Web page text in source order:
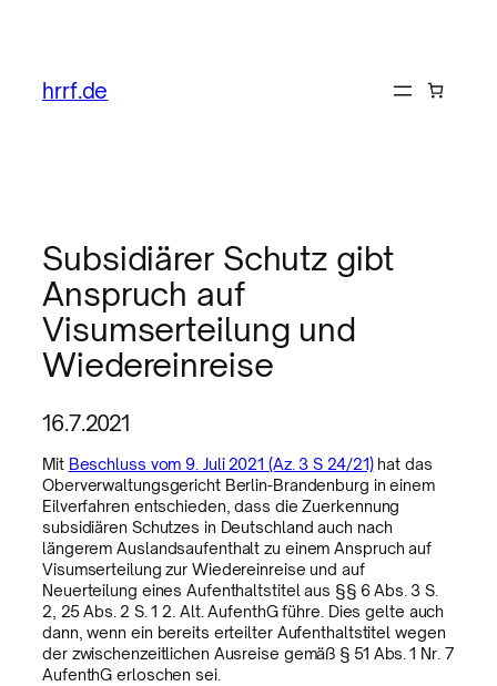
hrrf.de
Subsidiärer Schutz gibt
Anspruch auf
Visumserteilung und
Wiedereinreise
16.7.2021
Mit Beschluss vom 9. Juli 2021 (Az. 3 S 24/21)hat das
Oberverwaltungsgericht Berlin-Brandenburg in einem
Eilverfahren entschieden, dass die Zuerkennung
subsidiären Schutzes in Deutschland auch nach
längerem Auslandsaufenthalt zu einem Anspruch auf
Visumserteilung zur Wiedereinreise und auf
Neuerteilung eines Aufenthaltstitel aus §§ 6 Abs. 3 S.
2, 25 Abs. 2 S. 1 2. Alt. AufenthG führe. Dies gelte auch
dann, wenn ein bereits erteilter Aufenthaltstitel wegen
der zwischenzeitlichen Ausreise gemäß § 51 Abs. 1 Nr. 7
AufenthG erloschen sei.